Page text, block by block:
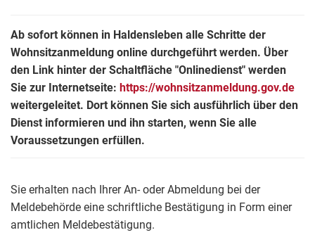
Ab sofort können in Haldensleben alle Schritte der
Wohnsitzanmeldung online durchgeführt werden. Über
den Link hinter der Schaltfläche "Onlinedienst" werden
Sie zur Internetseite: https://wohnsitzanmeldung.gov.de
weitergeleitet. Dort können Sie sich ausführlich über den
Dienst informieren und ihn starten, wenn Sie alle
Voraussetzungen erfüllen.
Sie erhalten nach Ihrer An- oder Abmeldung bei der
Meldebehörde eine schriftliche Bestätigung in Form einer
amtlichen Meldebestätigung.